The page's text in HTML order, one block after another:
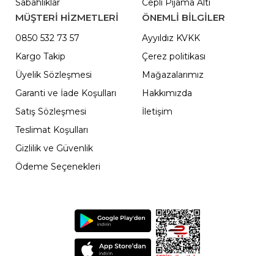
Sabahlıklar
Cepli Pijama Altı
MÜŞTERİ HİZMETLERİ
0850 532 73 57
Kargo Takip
Üyelik Sözleşmesi
Garanti ve İade Koşulları
Satış Sözleşmesi
Teslimat Koşulları
Gizlilik ve Güvenlik
Ödeme Seçenekleri
ÖNEMLI BILGILER
Ayyıldız KVKK
Çerez politikası
Mağazalarımız
Hakkımızda
İletişim